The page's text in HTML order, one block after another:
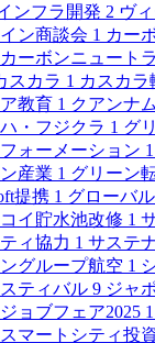
ンフラ開発 2 ヴ
ン商談会 1 カー
カーボンニュート
スカラ 1 カスカラ
教育 1 クアンナム
・フジクラ 1 グ
ォーメーション 1
産業 1 グリーン
提携 1 グローバ
イ貯水池改修 1
ィ協力 1 サステ
グループ航空 1
ティバル 9 ジャ
ジョブフェア2025 1
スマートシティ投